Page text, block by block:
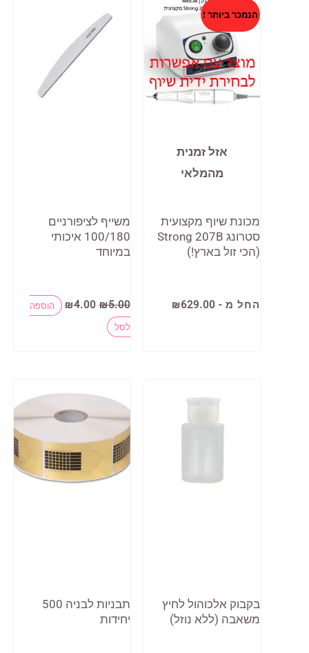
הנמכר ביותר !
אזל זמנית
מהמלאי
מכונת שיוף מקצועית
סטרונג Strong 207B
(הכי זול בארץ!)
החל מ - ₪629.00
האפשרויות
משייף לציפורניים
100/180 איכותי
במיוחד
₪5.00
המחיר
המקורי
₪4.00
המחיר
הנוכחי
הוספה
לסל
בקבוק אלכוהול לחיץ
משאבה (ללא נוזל)
תבניות לבניה 500
יחידות